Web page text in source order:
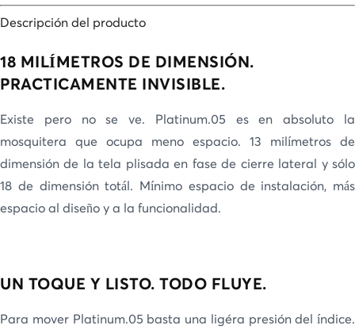
Descripción del producto
18 MILÍMETROS DE DIMENSIÓN.
PRACTICAMENTE INVISIBLE.
Existe pero no se ve. Platinum.05 es en absoluto la
mosquitera que ocupa meno espacio. 13 milímetros de
dimensión de la tela plisada en fase de cierre lateral y sólo
18 de dimensión totál. Mínimo espacio de instalación, más
espacio al diseño y a la funcionalidad.
UN TOQUE Y LISTO. TODO FLUYE.
Para mover Platinum.05 basta una ligéra presión del índice.